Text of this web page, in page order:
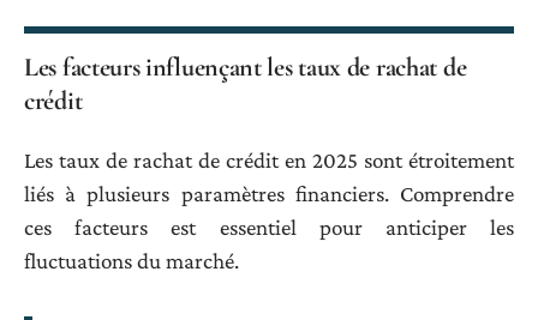
Les facteurs influençant les taux de rachat de
crédit
Les taux de rachat de crédit en 2025 sont étroitement
liés à plusieurs paramètres financiers. Comprendre
ces facteurs est essentiel pour anticiper les
fluctuations du marché.